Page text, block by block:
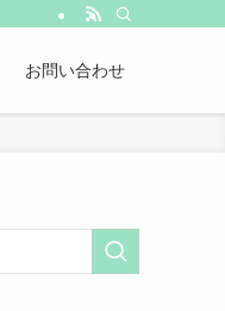
お問い合わせ